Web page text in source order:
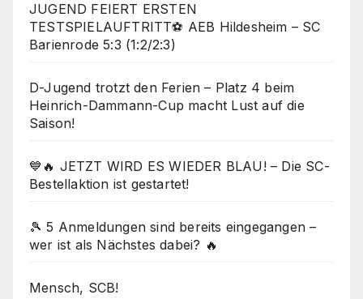
JUGEND FEIERT ERSTEN
TESTSPIELAUFTRITT⚽ AEB Hildesheim – SC
Barienrode 5:3 (1:2/2:3)
D-Jugend trotzt den Ferien – Platz 4 beim
Heinrich-Dammann-Cup macht Lust auf die
Saison!
💙🔥 JETZT WIRD ES WIEDER BLAU! – Die SC-
Bestellaktion ist gestartet!
🎾 5 Anmeldungen sind bereits eingegangen –
wer ist als Nächstes dabei? 🔥
Mensch, SCB!